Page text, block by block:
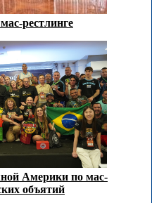
рестлинге
Америки по мас-
объятий